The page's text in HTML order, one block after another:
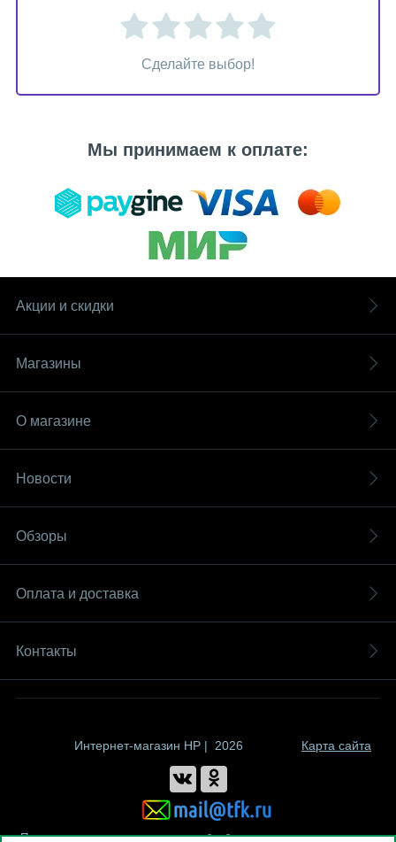
Сделайте выбор!
Мы принимаем к оплате:
Акции и скидки
Магазины
О магазине
Новости
Обзоры
Оплата и доставка
Контакты
Интернет-магазин HP | 2026 Карта сайта
Политика компании в отношении обработки персональных данных